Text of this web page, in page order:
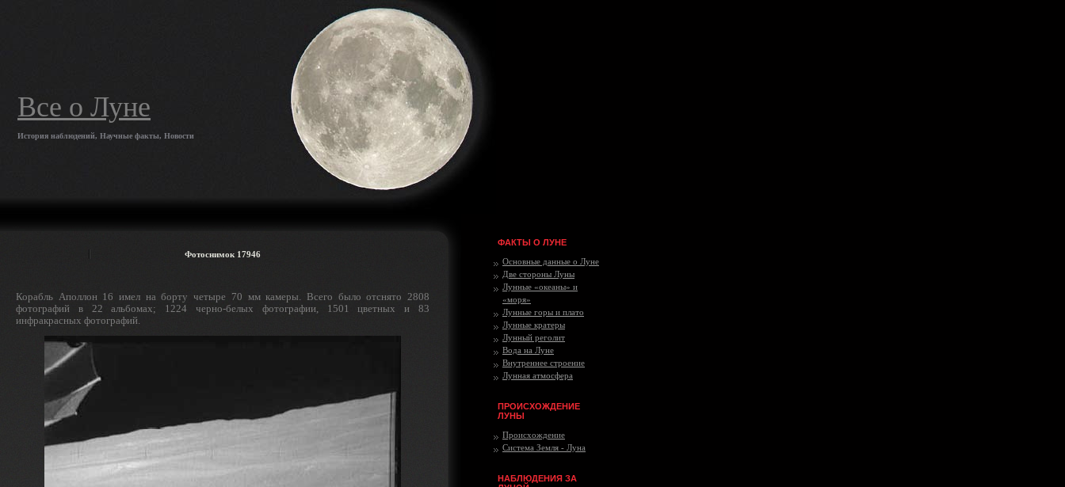
Все о Луне
История наблюдений, Научные факты, Новости
Фотоснимок 17946
Корабль Аполлон 16 имел на борту четыре 70 мм камеры. Всего было отснято 2808
фотографий в 22 альбомах; 1224 черно-белых фотографии, 1501 цветных и 83
инфракрасных фотографий.
ФАКТЫ О ЛУНЕ
Основные данные о Луне
Две стороны Луны
Лунные «океаны» и
«моря»
Лунные горы и плато
Лунные кратеры
Лунный реголит
Вода на Луне
Внутреннее строение
Лунная атмосфера
ПРОИСХОЖДЕНИЕ
ЛУНЫ
Происхождение
Система Земля - Луна
НАБЛЮДЕНИЯ ЗА